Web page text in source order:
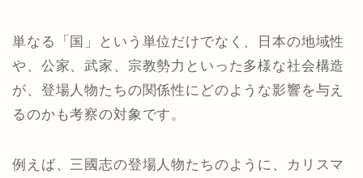
単なる「国」という単位だけでなく、日本の地域性
や、公家、武家、宗教勢力といった多様な社会構造
が、登場人物たちの関係性にどのような影響を与え
るのかも考察の対象です。
例えば、三國志の登場人物たちのように、カリスマ